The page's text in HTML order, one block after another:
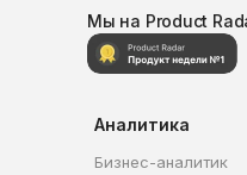
Мы на Product
Аналитика
Бизнес-аналитик